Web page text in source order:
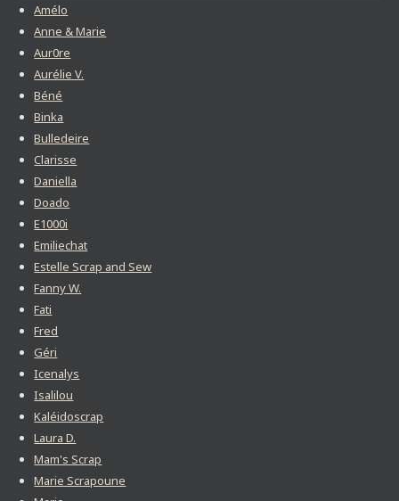
Amélo
Anne & Marie
Aur0re
Aurélie V.
Béné
Binka
Bulledeire
Clarisse
Daniella
Doado
E1000i
Emiliechat
Estelle Scrap and Sew
Fanny W.
Fati
Fred
Géri
Icenalys
Isalilou
Kaléidoscrap
Laura D.
Mam's Scrap
Marie Scrapoune